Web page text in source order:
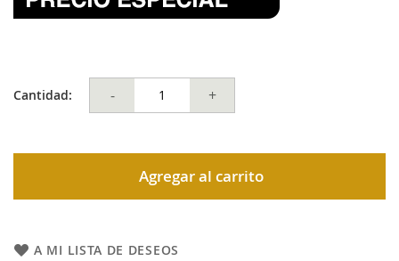
Cantidad: - +
Agregar al carrito
A MI LISTA DE DESEOS